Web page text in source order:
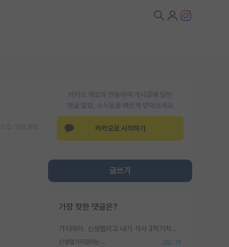
카카오 계정과 연동하여 게시글에 달린
댓글 알람, 소식등을 빠르게 받아보세요
카카오로 시작하기
글쓰기
가장 핫한 댓글은?
가지마라. 신생랩이고 내가 석사 3학기차인데 최고참인데 나도 아무것도 모르는데 교수가 후배들 왜 논문 교육 안시키냐. 논문 왜 안 써오냐 닦달한다
신생랩가지말라는 이유가 있었구나 19